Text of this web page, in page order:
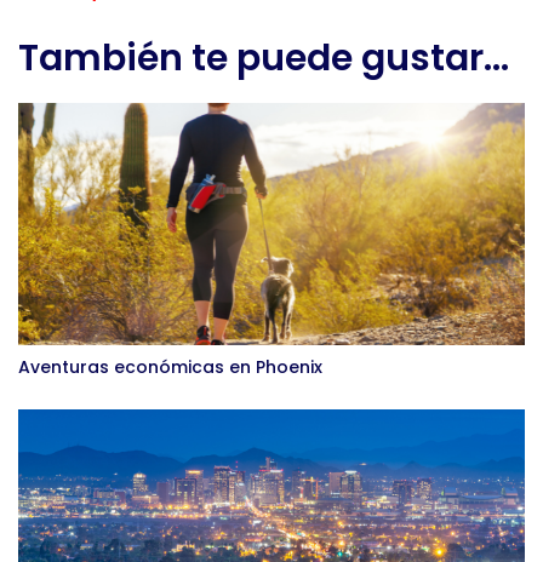
También te puede gustar...
Aventuras económicas en Phoenix